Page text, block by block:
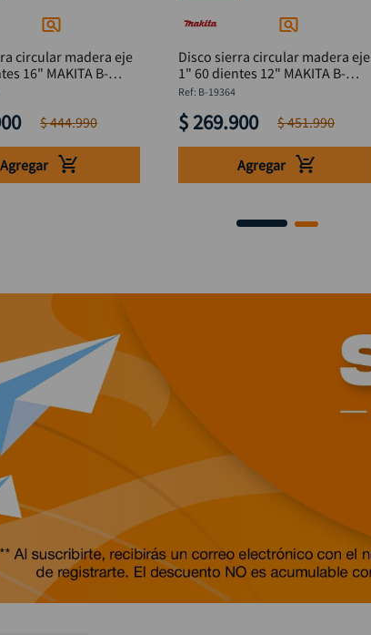
circular madera eje
16" MAKITA B-
$444.990
Agregar
Disco sierra circular madera eje
1" 60 dientes 12" MAKITA B-
19364
: B-19364
$ 269.900 $451.990
Agregar